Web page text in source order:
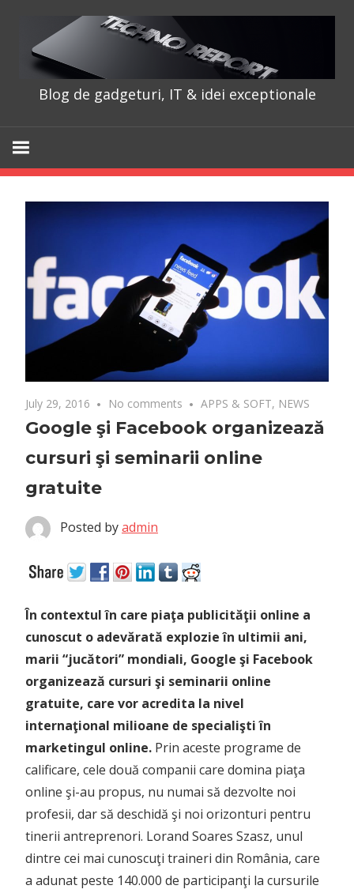
content
Blog de gadgeturi, IT & idei exceptionale
July 29, 2016 No comments APPS & SOFT, NEWS
Google şi Facebook organizează
cursuri şi seminarii online
gratuite
Posted byadmin
În contextul în care piaţa publicităţii online a
cunoscut o adevărată explozie în ultimii ani,
marii “jucători” mondiali, Google şi Facebook
organizează cursuri şi seminarii online
gratuite, care vor acredita la nivel
internaţional milioane de specialişti în
marketingul online. Prin aceste programe de
calificare, cele două companii care domina piaţa
online şi-au propus, nu numai să dezvolte noi
profesii, dar să deschidă şi noi orizonturi pentru
tinerii antreprenori. Lorand Soares Szasz, unul
dintre cei mai cunoscuţi traineri din România, care
a adunat peste 140.000 de participanţi la cursurile